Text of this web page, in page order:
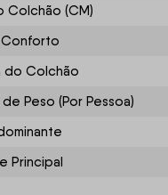
Colchão (CM)
do Colchão
Peso (Por Pessoa)
Principal